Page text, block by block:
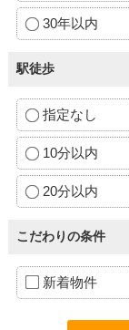
30年以内
駅徒歩
指定なし
10分以内
20分以内
こだわりの条件
新着物件